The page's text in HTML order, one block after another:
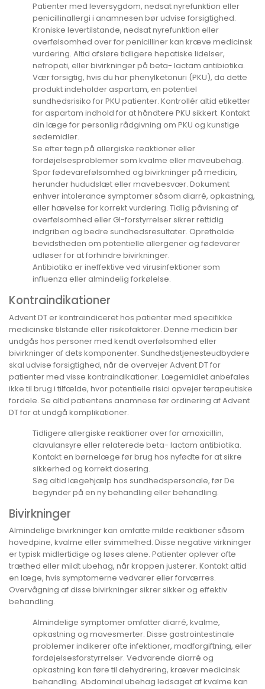
Patienter med leversygdom, nedsat nyrefunktion eller
penicillinallergi i anamnesen bør udvise forsigtighed.
Kroniske levertilstande, nedsat nyrefunktion eller
overfølsomhed over for penicilliner kan kræve medicinsk
vurdering. Altid afsløre tidligere hepatiske lidelser,
nefropati, eller bivirkninger på beta- lactam antibiotika.
Vær forsigtig, hvis du har phenylketonuri (PKU), da dette
produkt indeholder aspartam, en potentiel
sundhedsrisiko for PKU patienter. Kontrollér altid etiketter
for aspartam indhold for at håndtere PKU sikkert. Kontakt
din læge for personlig rådgivning om PKU og kunstige
sødemidler.
Se efter tegn på allergiske reaktioner eller
fordøjelsesproblemer som kvalme eller maveubehag.
Spor fødevarefølsomhed og bivirkninger på medicin,
herunder hududslæt eller mavebesvær. Dokument
enhver intolerance symptomer såsom diarré, opkastning,
eller hævelse for korrekt vurdering. Tidlig påvisning af
overfølsomhed eller GI-forstyrrelser sikrer rettidig
indgriben og bedre sundhedsresultater. Opretholde
bevidstheden om potentielle allergener og fødevarer
udløser for at forhindre bivirkninger.
Antibiotika er ineffektive ved virusinfektioner som
influenza eller almindelig forkølelse.
Kontraindikationer
Advent DT er kontraindiceret hos patienter med specifikke
medicinske tilstande eller risikofaktorer. Denne medicin bør
undgås hos personer med kendt overfølsomhed eller
bivirkninger af dets komponenter. Sundhedstjenesteudbydere
skal udvise forsigtighed, når de overvejer Advent DT for
patienter med visse kontraindikationer. Lægemidlet anbefales
ikke til brug i tilfælde, hvor potentielle risici opvejer terapeutiske
fordele. Se altid patientens anamnese før ordinering af Advent
DT for at undgå komplikationer.
Tidligere allergiske reaktioner over for amoxicillin,
clavulansyre eller relaterede beta- lactam antibiotika.
Kontakt en børnelæge før brug hos nyfødte for at sikre
sikkerhed og korrekt dosering.
Søg altid lægehjælp hos sundhedspersonale, før De
begynder på en ny behandling eller behandling.
Bivirkninger
Almindelige bivirkninger kan omfatte milde reaktioner såsom
hovedpine, kvalme eller svimmelhed. Disse negative virkninger
er typisk midlertidige og løses alene. Patienter oplever ofte
træthed eller mildt ubehag, når kroppen justerer. Kontakt altid
en læge, hvis symptomerne vedvarer eller forværres.
Overvågning af disse bivirkninger sikrer sikker og effektiv
behandling.
Almindelige symptomer omfatter diarré, kvalme,
opkastning og mavesmerter. Disse gastrointestinale
problemer indikerer ofte infektioner, madforgiftning, eller
fordøjelsesforstyrrelser. Vedvarende diarré og
opkastning kan føre til dehydrering, kræver medicinsk
behandling. Abdominal ubehag ledsaget af kvalme kan